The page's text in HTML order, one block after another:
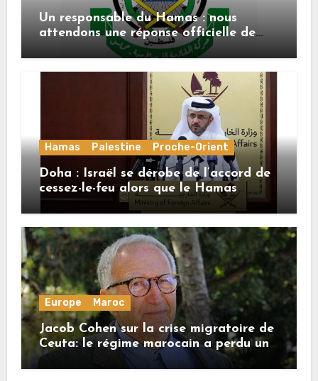
Un responsable du Hamas : nous
attendons une réponse officielle de
Mladenov concernant la feuille de
route de la deuxième phase de l’accord
Hamas Palestine Proche-Orient
Doha : Israël se dérobe de l’accord de
cessez-le-feu alors que le Hamas
honore ses engagements
Europe Maroc
Jacob Cohen sur la crise migratoire de
Ceuta: le régime marocain a perdu une
bonne part de sa crédibilité vis-à-vis